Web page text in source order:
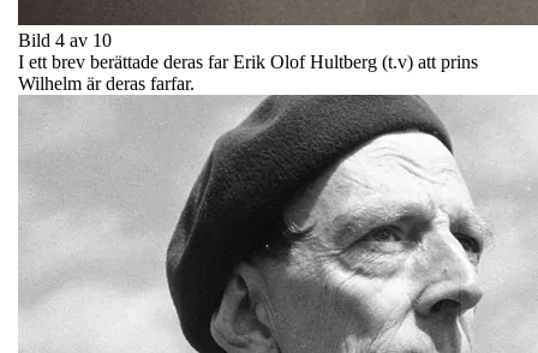
Bild 4 av 10
I ett brev berättade deras far Erik Olof Hultberg (t.v) att prins
Wilhelm är deras farfar.